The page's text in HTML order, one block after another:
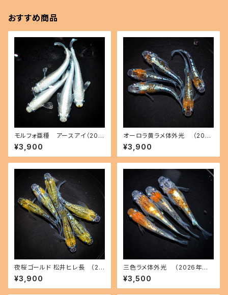
おすすめ商品
モルフォ亜種 アースアイ（202
6年産まれ） オス2 メス2(現物
出品) ikahoff A-0727-5144
5-a
¥3,900
オーロラ黄ラメ体外光 （2026
年産まれ） オス2 メス3(現物出
品) ikahoff A-0802-51513-
a
¥3,900
夜桜ゴールド 松井ヒレ長 （20
26年産まれ） オス3 メス3(現物
出品) ikahoff B-0726-5143
0-a
¥3,900
三色ラメ体外光 （2026年産
まれ） オス2 メス2(現物出品) ik
ahoff A-0714-51290-a
¥3,500